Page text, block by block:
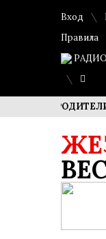
Вход
Правила
– РОДИТЕЛИ